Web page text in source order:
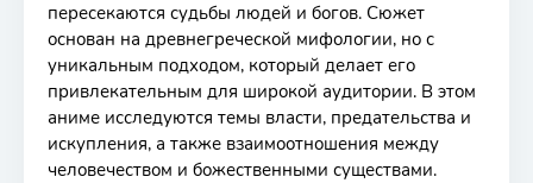
пересекаются судьбы людей и богов. Сюжет
основан на древнегреческой мифологии, но с
уникальным подходом, который делает его
привлекательным для широкой аудитории. В этом
аниме исследуются темы власти, предательства и
искупления, а также взаимоотношения между
человечеством и божественными существами.